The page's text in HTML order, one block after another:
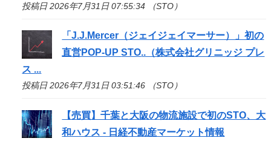
投稿日 2026年7月31日 07:55:34 （STO）
「J.J.Mercer（ジェイジェイマーサー）」初の
直営POP-UPSTO..（株式会社グリニッジ プレ
ス ...
投稿日 2026年7月31日 03:51:46 （STO）
【売買】千葉と大阪の物流施設で初のSTO、大
和ハウス - 日経不動産マーケット情報